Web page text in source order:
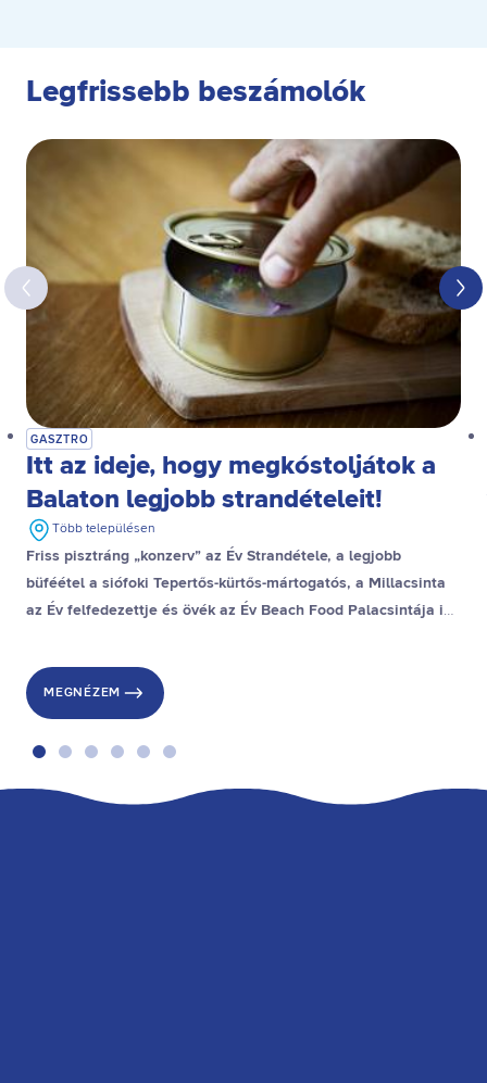
Legfrissebb beszámolók
GASZTRO
Itt az ideje, hogy megkóstoljátok a
Balaton legjobb strandételeit!
Több településen
Friss pisztráng „konzerv” az Év Strandétele, a legjobb
büféétel a siófoki Tepertős-kürtős-mártogatós, a Millacsinta
az Év felfedezettje és övék az Év Beach Food Palacsintája is,
MEGNÉZEM